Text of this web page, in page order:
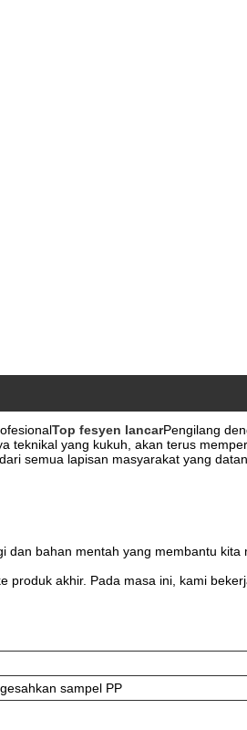
Top fesyen lancarPengilang
teknikal yang kukuh, akan terus
semua lapisan masyarakat yang
bahan mentah yang membantu kita
produk akhir. Pada masa ini, kami
sampel PP